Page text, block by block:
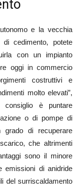
e la vecchia
cedimento, potete
con un impianto
oggi in commercio
costruttivi e
molto elevati”,
è puntare
o di pompe di
grado di recuperare
che altrimenti
sono il minore
emissioni di anidride
del surriscaldamento